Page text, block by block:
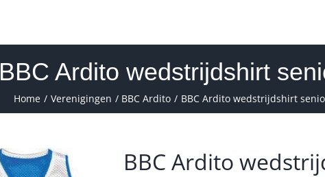
BBC Ardito wedstrijdshirt
Home Verenigingen BBC Ardito BBC Ardito wedstrijdshirt
BBC Ardito